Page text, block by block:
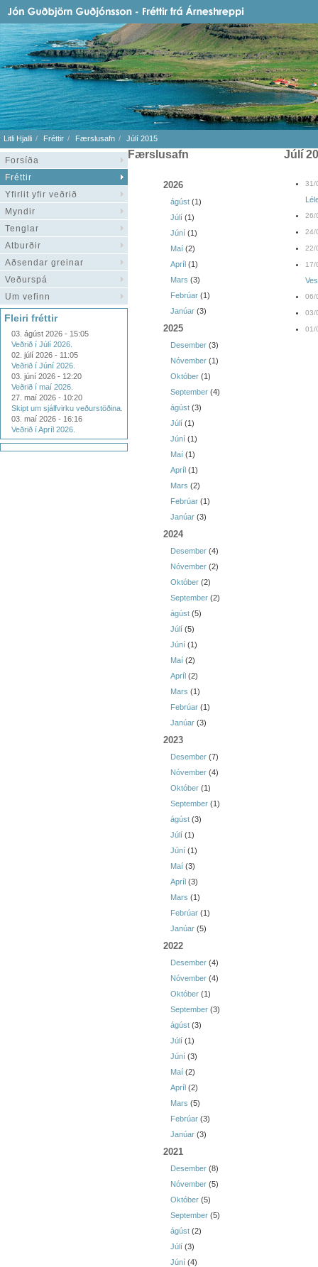
Litli Hjalli Fréttir Færslusafn Júlí 2015
Forsíða
Fréttir
Yfirlit yfir veðrið
Myndir
Tenglar
Atburðir
Aðsendar greinar
Veðurspá
Um vefinn
Fleiri fréttir
03. ágúst 2026 - 15:05
Veðrið í Júlí 2026.
02. júlí 2026 - 11:05
Veðrið í Júní 2026.
03. júní 2026 - 12:20
Veðrið í maí 2026.
27. maí 2026 - 10:20
Skipt um sjálfvirku veðurstöðina.
03. maí 2026 - 16:16
Veðrið í Apríl 2026.
Færslusafn
2026
ágúst (1)
Júlí (1)
Júní (1)
Maí (2)
Apríl (1)
Mars (3)
Febrúar (1)
Janúar (3)
2025
Desember (3)
Nóvember (1)
Október (1)
September (4)
ágúst (3)
Júlí (1)
Júní (1)
Maí (1)
Apríl (1)
Mars (2)
Febrúar (1)
Janúar (3)
2024
Desember (4)
Nóvember (2)
Október (2)
September (2)
ágúst (5)
Júlí (5)
Júní (1)
Maí (2)
Apríl (2)
Mars (1)
Febrúar (1)
Janúar (3)
2023
Desember (7)
Nóvember (4)
Október (1)
September (1)
ágúst (3)
Júlí (1)
Júní (1)
Maí (3)
Apríl (3)
Mars (1)
Febrúar (1)
Janúar (5)
2022
Desember (4)
Nóvember (4)
Október (1)
September (3)
ágúst (3)
Júlí (1)
Júní (3)
Maí (2)
Apríl (2)
Mars (5)
Febrúar (3)
Janúar (3)
2021
Desember (8)
Nóvember (5)
Október (5)
September (5)
ágúst (2)
Júlí (3)
Júní (4)
júlí
31/
26/
24/
22/
17/
06/
03/
01/